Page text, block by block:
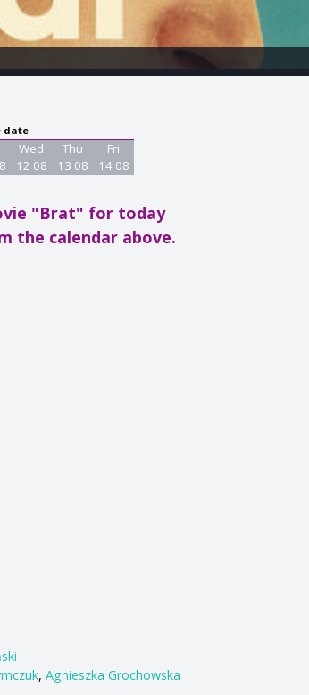
date
Wed
12 08
Thu
13 08
Fri
14 08
"Brat" for today
the calendar above.
,Agnieszka Grochowska